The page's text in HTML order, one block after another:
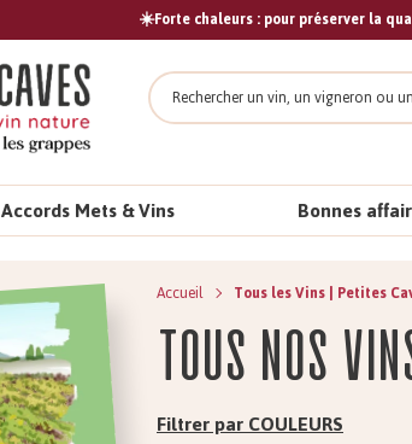
☀️Forte chaleurs : pour préserver la
Rechercher
Accords Mets & Vins Bonnes
Accueil Tous les Vins | Petites
Tous nos
Filtrer par COULEURS